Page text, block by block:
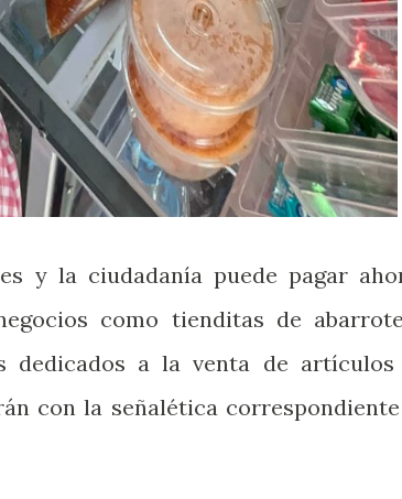
y la ciudadanía puede pagar
como tienditas de
dedicados a la venta de artículos
con la señalética